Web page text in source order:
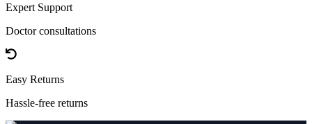
Expert Support
Doctor consultations
Easy Returns
Hassle-free returns